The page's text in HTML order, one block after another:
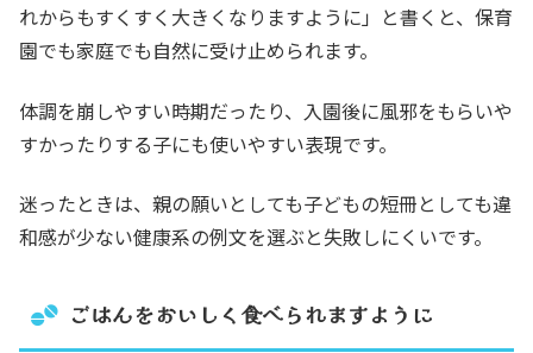
れからもすくすく大きくなりますように」と書くと、保育
園でも家庭でも自然に受け止められます。
体調を崩しやすい時期だったり、入園後に風邪をもらいや
すかったりする子にも使いやすい表現です。
迷ったときは、親の願いとしても子どもの短冊としても違
和感が少ない健康系の例文を選ぶと失敗しにくいです。
ごはんをおいしく食べられますように